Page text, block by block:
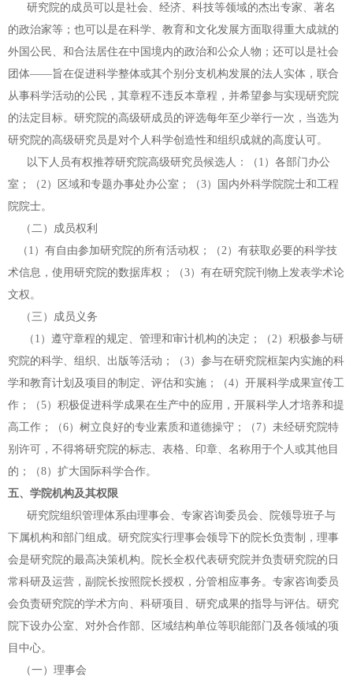
研究院的成员可以是社会、经济、科技等领域的杰出专家、著名
的政治家等； 也可以是在科学、教育和文化发展方面取得重大成就的
外国公民、和合法居住在中国境内的政治和公众人物；还可以是社会
团体——旨在促进科学整体或其个别 分支机构发展的法人实体，联合
从事科学活动的公民，其章程不违反本章程，并希望参与实现研究院
的法定目标。研究院的高级研成员的评选每年至少举行一次，当选为
研究院的高级研究员是对个人科学创造性和组织成就的高度认可。
以下人员有权推荐研究院高级研究员候选人：（1）各部门办公
室；（2）区域和专题办事处办公室；（3）国内外科学院院士和工程
院院士。
（二）成员权利
（1）有自由参加研究院的所有活动权；（2）有获取必要的科学技
术信息， 使用研究院的数据库权；（3）有在研究院刊物上发表学术论
文权。
（三）成员义务
（1）遵守章程的规定、管理和审计机构的决定；（2）积极参与研
究院的科学、组织、出版等活动；（3）参与在研究院框架内实施的科
学和教育计划及项目的制定、评估和实施；（4）开展科学成果宣传工
作；（5）积极促进科学成果在生产中的应用，开展科学人才培养和提
高工作；（6）树立良好的专业素质和道德操守；（7）未经研究院特
别许可，不得将研究院的标志、表格、印章、名称用于个 人或其他目
的；（8）扩大国际科学合作。
五、学院机构及其权限
研究院组织管理体系由理事会、专家咨询委员会、院领导班子与
下属机构和部门组成。研究院实行理事会领导下的院长负责制，理事
会是研究院的最高决策机构。院长全权代表研究院并负责研究院的日
常科研及运营，副院长按照院长授权，分管相应事务。专家咨询委员
会负责研究院的学术方向、科研项目、研究成果的指导与评估。研究
院下设办公室、对外合作部、区域结构单位等职能部门及各领域的项
目中心。
（一）理事会